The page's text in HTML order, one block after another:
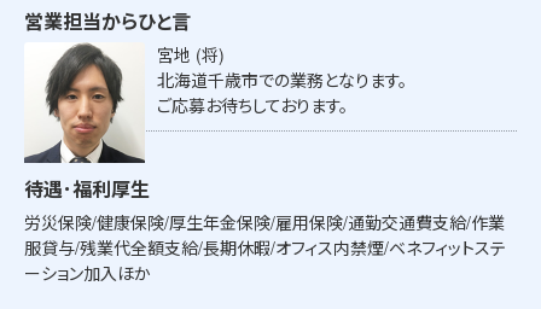
営業担当からひと言
宮地 (将)
北海道千歳市での業務となります。
ご応募お待ちしております。
待遇･福利厚生
労災保険/健康保険/厚生年金保険/雇用保険/通勤交通費支給/作業
服貸与/残業代全額支給/長期休暇/オフィス内禁煙/ベネフィットステ
ーション加入ほか